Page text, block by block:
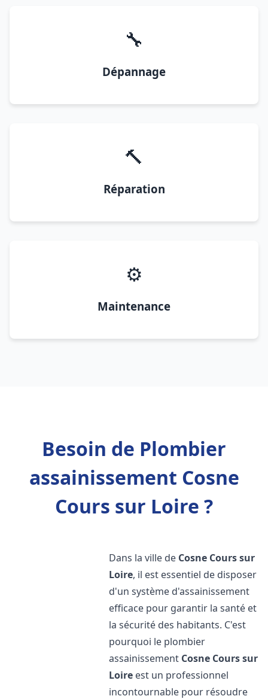
🔧
Dépannage
🔨
Réparation
⚙️
Maintenance
Besoin de Plombier
assainissement Cosne
Cours sur Loire ?
Dans la ville de Cosne Cours sur
Loire, il est essentiel de disposer
d'un système d'assainissement
efficace pour garantir la santé et
la sécurité des habitants. C'est
pourquoi le plombier
assainissement Cosne Cours sur
Loire est un professionnel
incontournable pour résoudre